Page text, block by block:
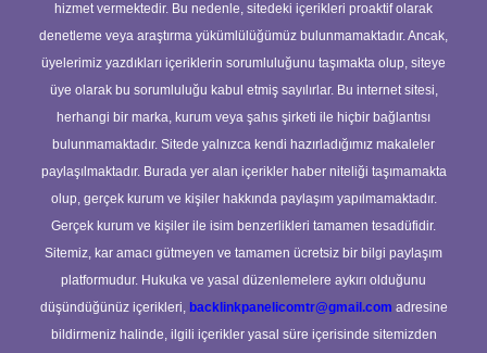
hizmet vermektedir. Bu nedenle, sitedeki içerikleri proaktif olarak
denetleme veya araştırma yükümlülüğümüz bulunmamaktadır. Ancak,
üyelerimiz yazdıkları içeriklerin sorumluluğunu taşımakta olup, siteye
üye olarak bu sorumluluğu kabul etmiş sayılırlar. Bu internet sitesi,
herhangi bir marka, kurum veya şahıs şirketi ile hiçbir bağlantısı
bulunmamaktadır. Sitede yalnızca kendi hazırladığımız makaleler
paylaşılmaktadır. Burada yer alan içerikler haber niteliği taşımamakta
olup, gerçek kurum ve kişiler hakkında paylaşım yapılmamaktadır.
Gerçek kurum ve kişiler ile isim benzerlikleri tamamen tesadüfidir.
Sitemiz, kar amacı gütmeyen ve tamamen ücretsiz bir bilgi paylaşım
platformudur. Hukuka ve yasal düzenlemelere aykırı olduğunu
düşündüğünüz içerikleri, backlinkpanelicomtr@gmail.com adresine
bildirmeniz halinde, ilgili içerikler yasal süre içerisinde sitemizden